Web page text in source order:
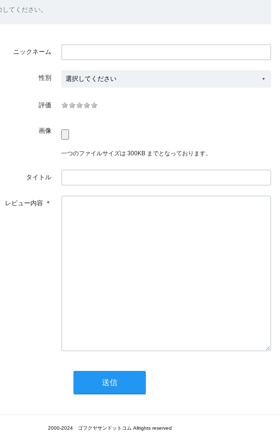
てください。
ニックネーム
性別
評価
画像
一つのファイルサイズは 300KB までとなっております。
タイトル
レビュー内容 ＊
2000-2024 ゴフクヤサンドットコム Allrights reserved